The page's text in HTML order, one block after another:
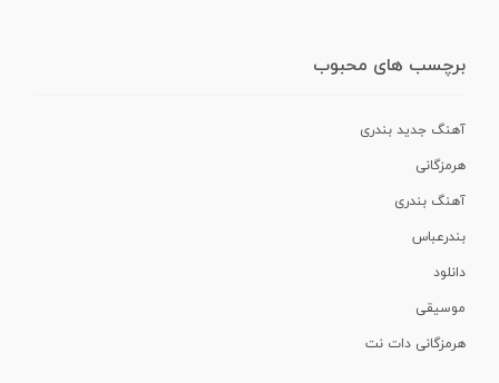
برچسب های محبوب
آهنگ جدید بندری
هرمزگانی
آهنگ بندری
بندرعباس
دانلود
موسیقی
هرمزگانی دات نت